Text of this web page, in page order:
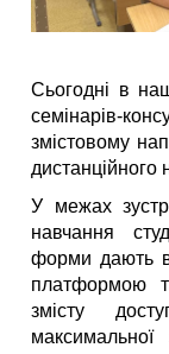
Сьогодні в
семінарів-
змістовому
дистанційного
У межах
навчання
форми дають
платформою
змісту
максимальної